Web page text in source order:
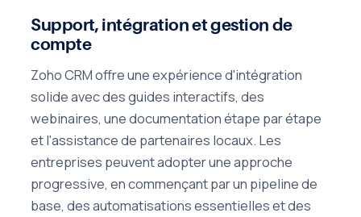
Support, intégration et gestion de
compte
Zoho CRM offre une expérience d'intégration
solide avec des guides interactifs, des
webinaires, une documentation étape par étape
et l'assistance de partenaires locaux. Les
entreprises peuvent adopter une approche
progressive, en commençant par un pipeline de
base, des automatisations essentielles et des